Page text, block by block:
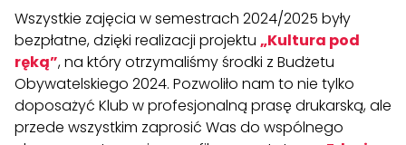
Wszystkie zajęcia w semestrach 2024/2025 były
bezpłatne, dzięki realizacji projektu „Kultura pod
ręką”, na który otrzymaliśmy środki z Budżetu
Obywatelskiego 2024. Pozwoliło nam to nie tylko
doposażyć Klub w profesjonalną prasę drukarską, ale
przede wszystkim zaprosić Was do wspólnego